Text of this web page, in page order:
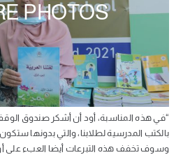
PHOTOS
“في هذه المناسبة، أود أن أشكر صندوق
بالكتب المدرسية لطلابنا، والتي بدونها
وسوف تخفف هذه التبرعات أيضا العبء على